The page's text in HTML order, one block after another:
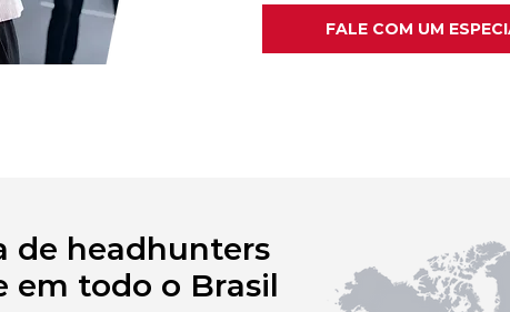
FALE COM UM
de headhunters
em todo o Brasil